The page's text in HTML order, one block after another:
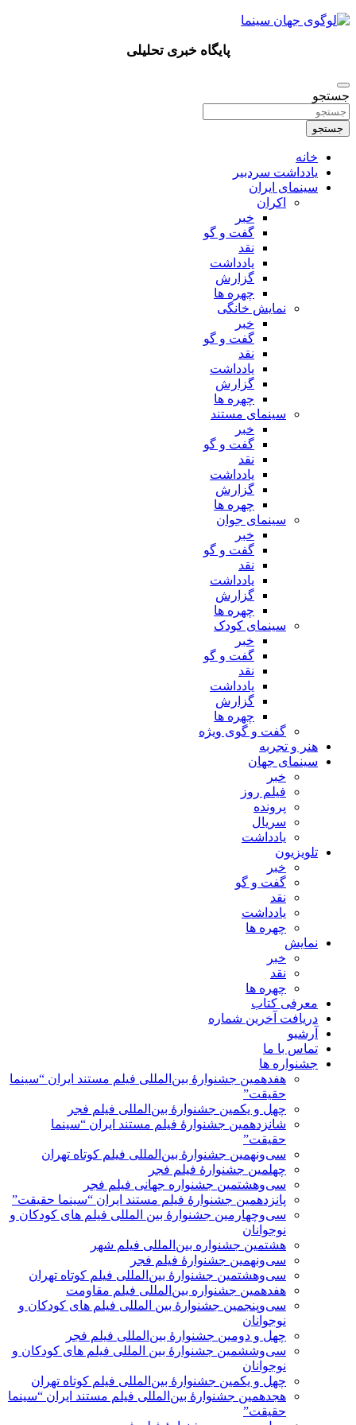
پرش
پایگاه خبری تحلیلی
جستجو
جستجو
خانه
یادداشت سردبیر
سینمای ایران
اکران
خبر
گفت و گو
نقد
یادداشت
گزارش
چهره ها
نمایش خانگی
خبر
گفت و گو
نقد
یادداشت
گزارش
چهره ها
سینمای مستند
خبر
گفت و گو
نقد
یادداشت
گزارش
چهره ها
سینمای جوان
خبر
گفت و گو
نقد
یادداشت
گزارش
چهره ها
سینمای کودک
خبر
گفت و گو
نقد
یادداشت
گزارش
چهره ها
گفت و گوی ویژه
هنر و تجربه
سینمای جهان
خبر
فیلم روز
پرونده
سریال
یادداشت
تلویزیون
خبر
گفت و گو
نقد
یادداشت
چهره ها
نمایش
خبر
نقد
چهره ها
معرفی کتاب
دریافت آخرین شماره
آرشیو
تماس با ما
جشنواره ها
هفدهمین جشنوارۀ بین‌المللی فیلم مستند ایران “سینما
حقیقت”
چهل و یکمین جشنوارۀ بین‌المللی فیلم فجر
شانزدهمین جشنوارۀ فیلم مستند ایران “سینما
حقیقت”
سی‌ونهمین جشنوارۀ بین‌المللی فیلم کوتاه تهران
چهلمین جشنوارۀ فیلم فجر
سی‌وهشتمین جشنواره جهانی فیلم فجر
پانزدهمین جشنوارۀ فیلم مستند ایران “سینما حقیقت”
سی‌وچهارمین جشنوارۀ بین المللی فیلم های کودکان و
نوجوانان
هشتمین جشنواره بین‌المللی فیلم شهر
سی‌و‌نهمین جشنوارۀ فیلم فجر
سی‌وهشتمین جشنوارۀ بین‌المللی فیلم کوتاه تهران
هفدهمین جشنواره بین‌المللی فیلم مقاومت
سی‌وپنجمین جشنوارۀ بین المللی فیلم های کودکان و
نوجوانان
چهل و دومین جشنوارۀ بین‌المللی فیلم فجر
سی‌وششمین جشنوارۀ بین المللی فیلم های کودکان و
نوجوانان
چهل و یکمین جشنوارۀ بین‌المللی فیلم کوتاه تهران
هجدهمین جشنوارۀ بین‌المللی فیلم مستند ایران “سینما
حقیقت”